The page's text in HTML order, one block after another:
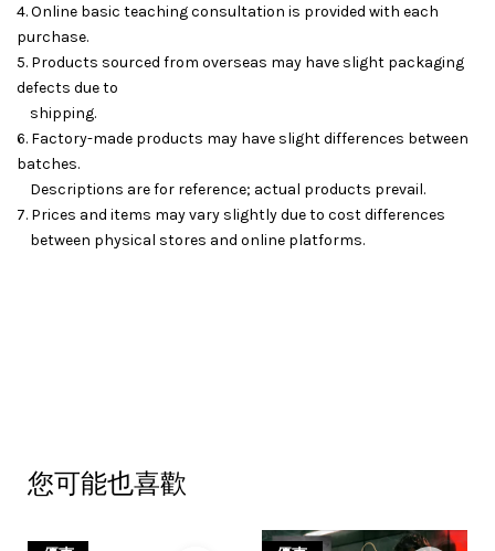
4. Online basic teaching consultation is provided with each
purchase.
5. Products sourced from overseas may have slight packaging
defects due to
shipping.
6. Factory-made products may have slight differences between
batches.
Descriptions are for reference; actual products prevail.
7. Prices and items may vary slightly due to cost differences
between physical stores and online platforms.
您可能也喜歡